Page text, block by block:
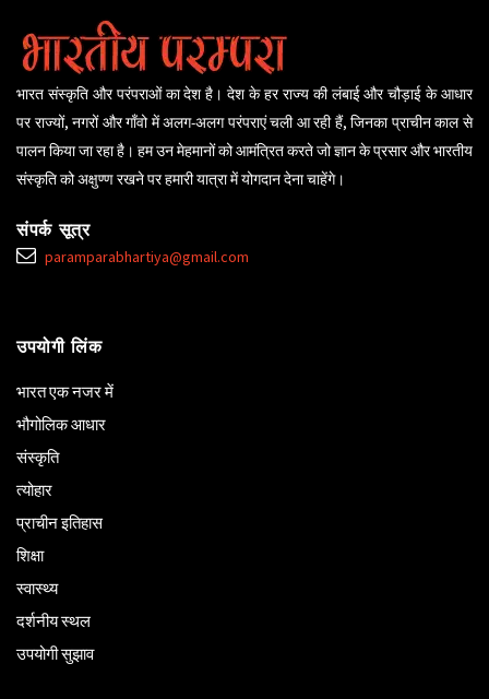
भारत संस्कृति और परंपराओं का देश है। देश के हर राज्य की लंबाई और चौड़ाई के आधार
पर राज्यों, नगरों और गाँवो में अलग-अलग परंपराएं चली आ रही हैं, जिनका प्राचीन काल से
पालन किया जा रहा है। हम उन मेहमानों को आमंत्रित करते जो ज्ञान के प्रसार और भारतीय
संस्कृति को अक्षुण्ण रखने पर हमारी यात्रा में योगदान देना चाहेंगे।
संपर्क सूत्र
paramparabhartiya@gmail.com
उपयोगी लिंक
भारत एक नजर में
भौगोलिक आधार
संस्कृति
त्योहार
प्राचीन इतिहास
शिक्षा
स्वास्थ्य
दर्शनीय स्थल
उपयोगी सुझाव